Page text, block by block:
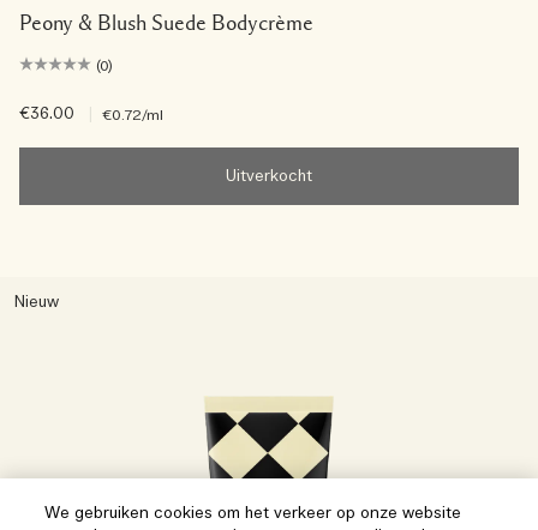
Peony & Blush Suede Bodycrème
(0)
€36.00 €0.72/ml
Uitverkocht
Nieuw
We gebruiken cookies om het verkeer op onze website